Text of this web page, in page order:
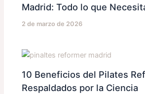
Madrid: Todo lo que
2 de marzo de 2026
10 Beneficios del Pilates
Respaldados por la Ciencia